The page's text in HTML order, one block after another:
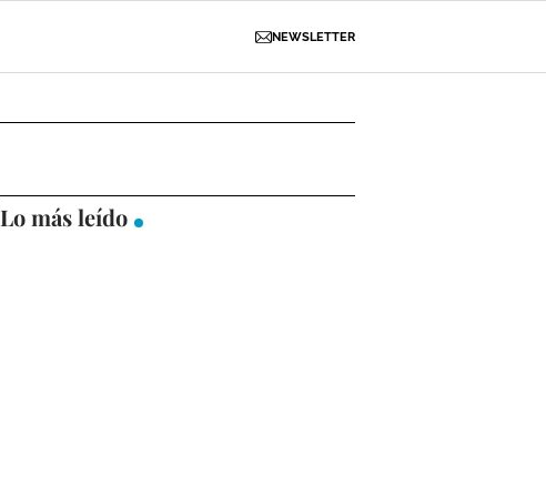
NEWSLETTER
Lo más leído